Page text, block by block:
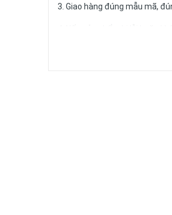
3. Giao hàng đúng mẫu mã,
5. Nếu có thắc mắc quý